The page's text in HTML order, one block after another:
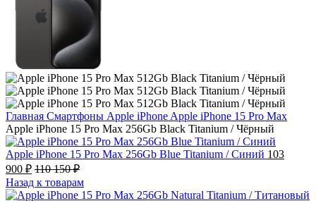
Главная Смартфоны Apple iPhone Apple iPhone 15 Pro Max
Apple iPhone 15 Pro Max 256Gb Black Titanium / Чёрный
Apple iPhone 15 Pro Max 256Gb Blue Titanium / Синий 103
900 ₽ 110 150₽
Назад к товарам